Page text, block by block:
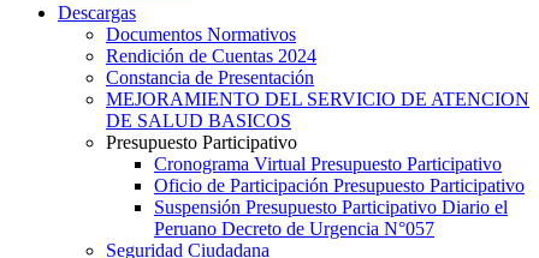
Descargas
Documentos Normativos
Rendición de Cuentas 2024
Constancia de Presentación
MEJORAMIENTO DEL SERVICIO DE ATENCION
DE SALUD BASICOS
Presupuesto Participativo
Cronograma Virtual Presupuesto Participativo
Oficio de Participación Presupuesto Participativo
Suspensión Presupuesto Participativo Diario el
Peruano Decreto de Urgencia N°057
Seguridad Ciudadana